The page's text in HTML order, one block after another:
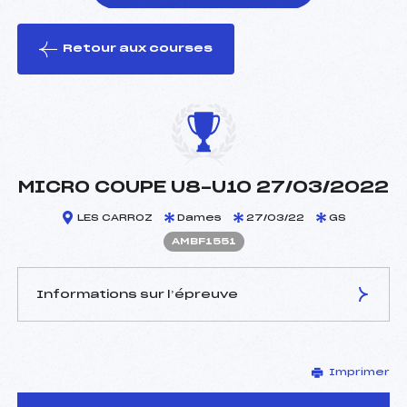
le ski
Retour aux courses
MICRO COUPE U8-U10 27/03/2022
LES CARROZ Dames 27/03/22 GS
AMBF1551
Informations sur l’épreuve
FAVRAT MICHEL (MB)
Arbitre :
–
Imprimer